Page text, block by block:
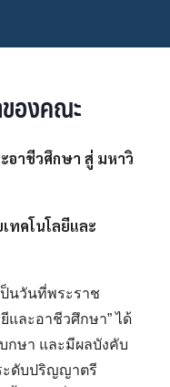
องคณะ
อาชีวศึกษา สู่ มหาวิ
ทคโนโลยีและ
นวันที่พระราช
และอาชีวศึกษา” ได้
กษา และมีผลบังคับ
ะดับปริญญาตรี